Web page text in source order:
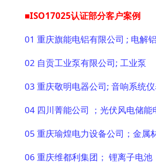
■ISO17025认证部分客户案例
01 重庆旗能电铝有限公司 ; 电解铝
02 自贡工业泵有限公司; 工业泵
03 重庆敬明电器公司; 音响系统
04 四川菁能公司 ；光伏风电储能
05 重庆瑜煌电力设备公司；金属
06 重庆维都利集团； 锂离子电池